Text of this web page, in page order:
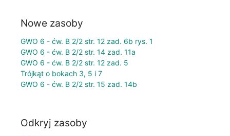
Nowe zasoby
GWO 6 - ćw. B 2/2 str. 12 zad. 6b rys. 1
GWO 6 - ćw. B 2/2 str. 14 zad. 11a
GWO 6 - ćw. B 2/2 str. 12 zad. 5
Trójkąt o bokach 3, 5 i 7
GWO 6 - ćw. B 2/2 str. 15 zad. 14b
Odkryj zasoby